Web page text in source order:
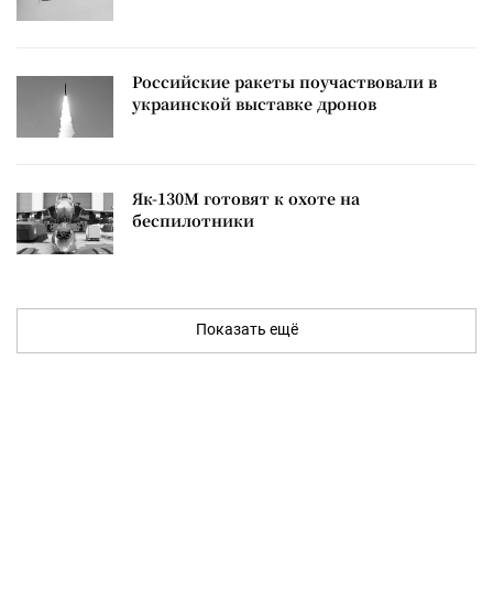
Российские ракеты поучаствовали в
украинской выставке дронов
Як-130М готовят к охоте на
беспилотники
Показать ещё